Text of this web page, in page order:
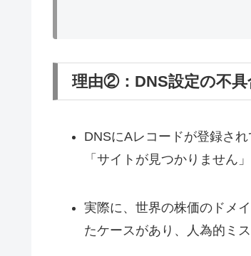
理由②：DNS設定の不
DNSにAレコードが登録さ
「サイトが見つかりません
実際に、世界の株価のドメ
たケースがあり、人為的ミ